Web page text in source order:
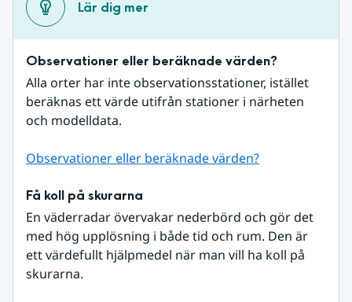
Lär dig mer
Observationer eller beräknade värden?
Alla orter har inte observationsstationer, istället
beräknas ett värde utifrån stationer i närheten
och modelldata.
Observationer eller beräknade värden?
Få koll på skurarna
En väderradar övervakar nederbörd och gör det
med hög upplösning i både tid och rum. Den är
ett värdefullt hjälpmedel när man vill ha koll på
skurarna.